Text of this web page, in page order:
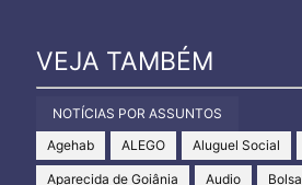
VEJA TAMBÉM
NOTÍCIAS POR ASSUNTOS
Agehab
ALEGO Aluguel Social
Aparecida de Goiânia Audio